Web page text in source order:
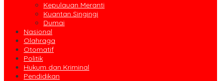
Kepulauan Meranti
Kuantan Singingi
Dumai
Nasional
Olahraga
Otomatif
Politik
Hukum dan Kriminal
Pendidikan